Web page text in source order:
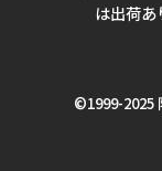
は出荷あ
©1999-2025